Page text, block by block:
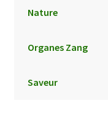
Nature
Organes Zang
Saveur